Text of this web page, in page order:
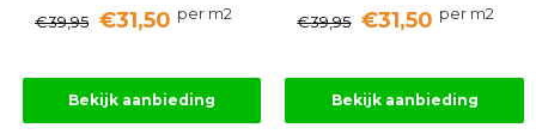
€39,95 €31,50 per m2
Bekijk aanbieding
€39,95 €31,50 per m2
Bekijk aanbieding